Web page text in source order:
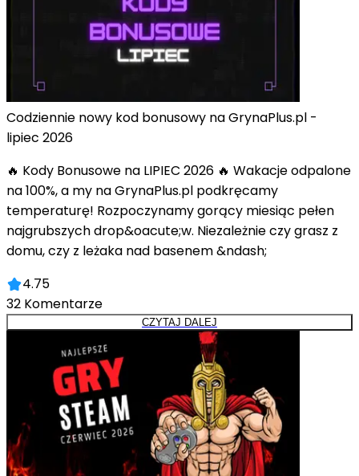
Codziennie nowy kod bonusowy na GrynaPlus.pl -
lipiec 2026
🔥 Kody Bonusowe na LIPIEC 2026 🔥 Wakacje odpalone
na 100%, a my na GrynaPlus.pl podkręcamy
temperaturę! Rozpoczynamy gorący miesiąc pełen
najgrubszych drop&oacute;w. Niezależnie czy grasz z
domu, czy z leżaka nad basenem &ndash;
4.75
32 Komentarze
CZYTAJ DALEJ